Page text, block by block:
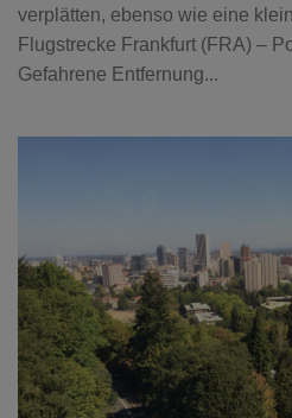
verplätten, ebenso wie eine
Flugstrecke Frankfurt (FRA) –
Gefahrene Entfernung...